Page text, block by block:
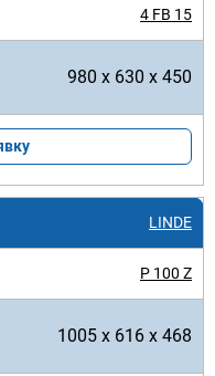
4 FB 15
980 x 630 x 450
LINDE
P 100 Z
1005 x 616 x 468